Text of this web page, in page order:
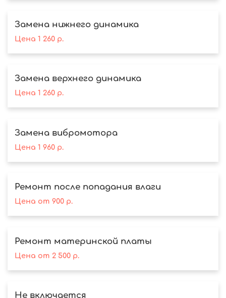
Замена нижнего динамика
Цена 1 260р.
Замена верхнего динамика
Цена 1 260р.
Замена вибромотора
Цена 1 960р.
Ремонт после попадания влаги
Цена от 900р.
Ремонт материнской платы
Цена от 2 500р.
Не включается